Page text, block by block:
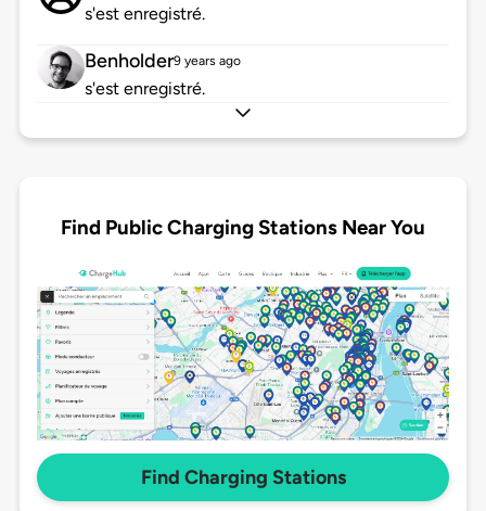
s'est enregistré.
Benholder9 years ago
s'est enregistré.
Find Public Charging Stations Near You
Find Charging Stations